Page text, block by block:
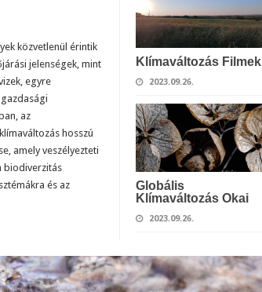
Klímaváltozás Filmek
2023.09.26.
Globális
Klímaváltozás Okai
2023.09.26.
közvetlenül érintik
jelenségek, mint
egyre
az
hosszú
amely veszélyezteti
biodiverzitás
és az